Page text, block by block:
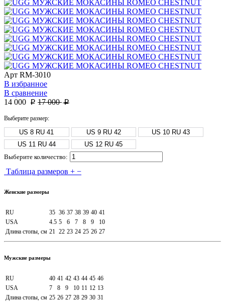
Арт RM-3010
В избранное
В сравнение
14 000 p 17 000 p
Выберите размер:
US 8 RU 41 US 9 RU 42
US 10 RU 43
US 11 RU 44
US 12 RU 45
Выберите количество:
Таблица размеров + −
Женские размеры
RU 35 36 37 38 39 40 41
USA
4.5 5 6 7 8 9
10
Длина стопы, см 21 22 23 24 25 26 27
Мужские размеры
RU 40 41 42 43 44 45 46
USA
7 8 9 10 11 12 13
Длина стопы, см 25 26 27 28 29 30 31